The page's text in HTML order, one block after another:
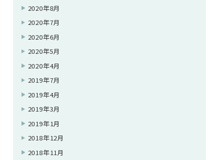
2020年8月
2020年7月
2020年6月
2020年5月
2020年4月
2019年7月
2019年4月
2019年3月
2019年1月
2018年12月
2018年11月